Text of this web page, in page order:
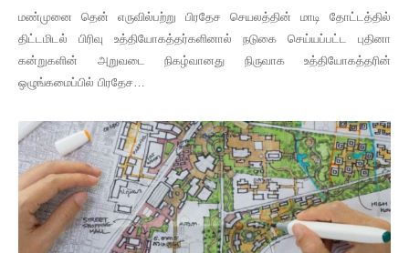
மண்முனை தென் எருவில்பற்று பிரதேச செயலத்தின் மாடி தோட்டத்தில்
திட்டமிடல் பிரிவு உத்தியோகத்தர்களினால் நடுகை செய்யப்பட்ட புதினா
கன்றுகளின் அறுவடை நிகழ்வானது நிருவாக உத்தியோகத்தரின்
ஒழுங்கமைப்பில் பிரதேச…